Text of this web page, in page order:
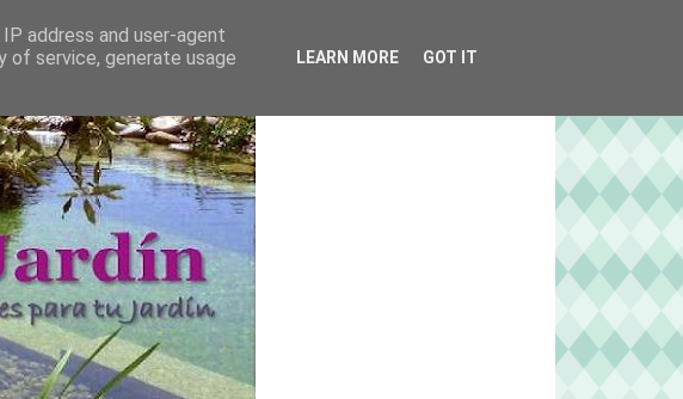
address and user-agent
of service, generate usage
LEARN MORE GOT IT